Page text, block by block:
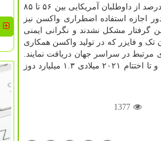
آمریکایی از لحاظ نژادی و قومیتی زمینه ای متنوع داشتند. همین طور ۴۱ درصد از داوطلبان جهانی و ۴۵ درصد از داوطلبان آمریکایی بین ۵۶ تا ۸۵
اجازه استفاده اضطراری واکسن نیز
واکسن گرفتار مشکل نشدند و نگرانی ایمنی
مشاهده شد. شرکت بیوان تک و فایزر که در تولید واکسن همکاری
مرتبط در سراسر جهان دریافت نمایند.
همین طور بر طبق اعلام این شرکت، پیش بینی می شود در ۲۰۲۰ میلادی ۵۰ میلیون دوز از این واکسن و تا اختتام ۲۰۲۱ میلادی ۱.۳ میلیارد دوز
1377